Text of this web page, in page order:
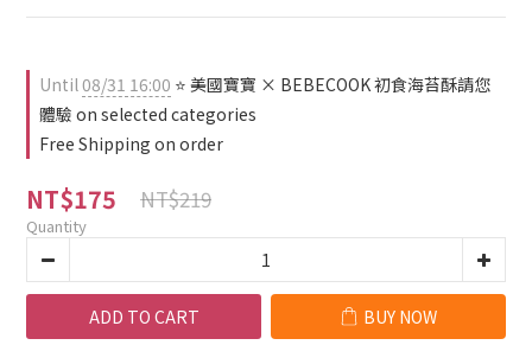
Until08/31 16:00 ⭐ 美國寶寶 × BEBECOOK 初食海苔酥請您
體驗 on selected categories
Free Shipping on order
NT$175 NT$219
Quantity
ADD TO CART BUY NOW